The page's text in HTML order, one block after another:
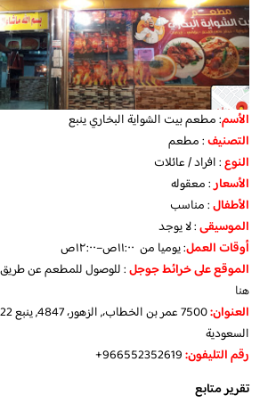
الأسم: مطعم بيت الشواية البخاري ينبع
التصنيف: مطعم
النوع: افراد / عائلات
الأسعار: معقوله
الأطفال: مناسب
الموسيقى: لا يوجد
أوقات العمل: يوميا من ١١:٠٠ص–١٢:٠٠ص
الموقععلى خرائط جوجل: للوصول للمطعم عن
هنا
العنوان:
السعودية
رقم التليفون:
تقرير متابع